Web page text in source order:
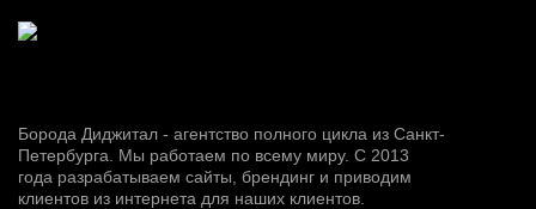
Борода Диджитал - агентство полного цикла из Санкт-
Петербурга. Мы работаем по всему миру. С 2013
года разрабатываем сайты, брендинг и приводим
клиентов из интернета для наших клиентов.